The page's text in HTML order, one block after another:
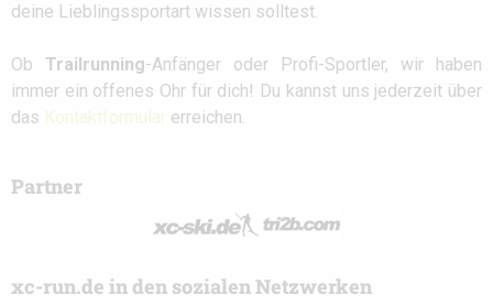
deine Lieblingssportart wissen solltest.
Ob Trailrunning-Anfänger oder Profi-Sportler, wir haben
immer ein offenes Ohr für dich! Du kannst uns jederzeit über
das Kontaktformular erreichen.
Partner
xc-run.de in den sozialen Netzwerken